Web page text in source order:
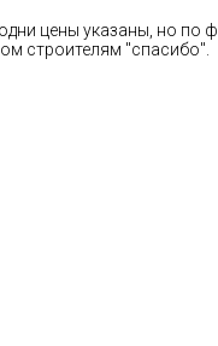
цены указаны, но по
строителям "спасибо".